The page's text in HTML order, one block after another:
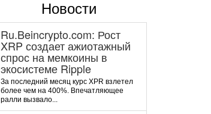
Новости
Ru.Beincrypto.com: Рост
XRP создает ажиотажный
спрос на мемкоины в
экосистеме Ripple
За последний месяц курс XPR взлетел
более чем на 400%. Впечатляющее
ралли вызвало...